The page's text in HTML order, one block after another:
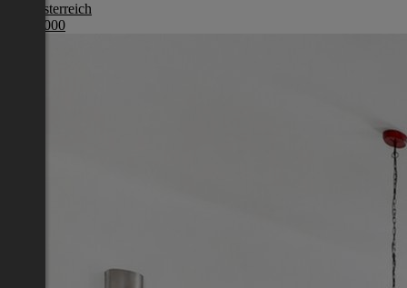
Oberösterreich
€ 387 000